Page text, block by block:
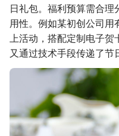
日礼包。福利预算需合
用性。例如某初创公司用
上活动，搭配定制电子
又通过技术手段传递了节